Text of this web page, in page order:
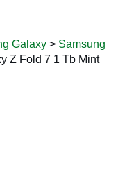
Galaxy > Samsung
Z Fold 7 1 Tb Mint